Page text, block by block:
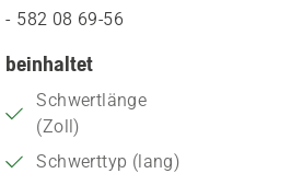
- 582 08 69‑56
beinhaltet
Schwertlänge
(Zoll)
Schwerttyp (lang)